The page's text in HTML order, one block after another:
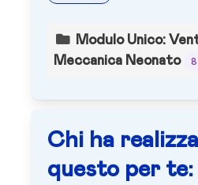
Modulo Unico:
Meccanica Neonato
8
Chi ha
questo per te: